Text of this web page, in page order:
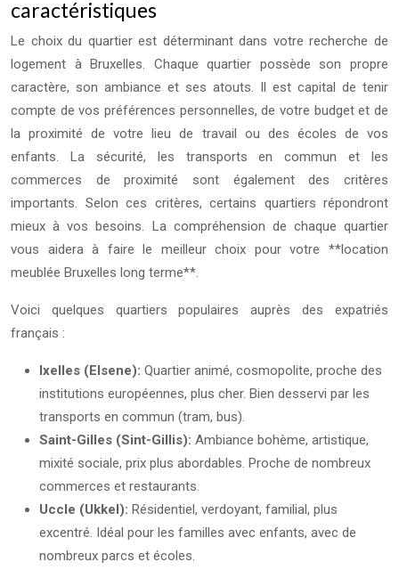
caractéristiques
Le choix du quartier est déterminant dans votre recherche de
logement à Bruxelles. Chaque quartier possède son propre
caractère, son ambiance et ses atouts. Il est capital de tenir
compte de vos préférences personnelles, de votre budget et de
la proximité de votre lieu de travail ou des écoles de vos
enfants. La sécurité, les transports en commun et les
commerces de proximité sont également des critères
importants. Selon ces critères, certains quartiers répondront
mieux à vos besoins. La compréhension de chaque quartier
vous aidera à faire le meilleur choix pour votre **location
meublée Bruxelles long terme**.
Voici quelques quartiers populaires auprès des expatriés
français :
Ixelles (Elsene): Quartier animé, cosmopolite, proche des
institutions européennes, plus cher. Bien desservi par les
transports en commun (tram, bus).
Saint-Gilles (Sint-Gillis): Ambiance bohème, artistique,
mixité sociale, prix plus abordables. Proche de nombreux
commerces et restaurants.
Uccle (Ukkel): Résidentiel, verdoyant, familial, plus
excentré. Idéal pour les familles avec enfants, avec de
nombreux parcs et écoles.